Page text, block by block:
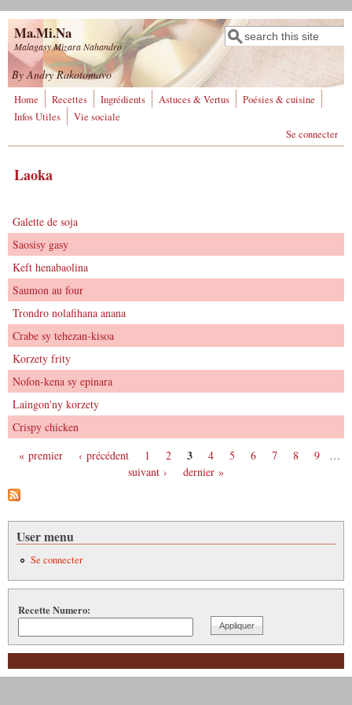
Aller au contenu principal
Ma.Mi.Na
Malagasy Mizara Nahandro
Formulaire de
recherche
Rechercher
By Andry Rakotomavo
Home Recettes Ingrédients Astuces & Vertus
Poésies & cuisine
Infos Utiles
Vie sociale
Se connecter
Laoka
Galette de soja
Saosisy gasy
Keft henabaolina
Saumon au four
Trondro nolafihana anana
Crabe sy tehezan-kisoa
Korzety frity
Nofon-kena sy epinara
Laingon'ny korzety
Crispy chicken
Pages
« premier ‹ précédent 1 2 3 4 5 6 7 8 9
…
suivant ›
dernier »
User menu
Se connecter
Recette Numero: